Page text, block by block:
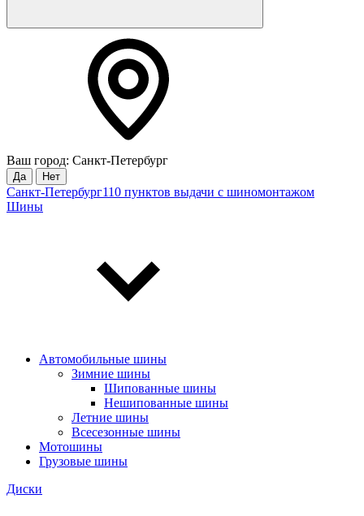
Ваш город: Санкт-Петербург
Да Нет
Санкт-Петербург110 пунктов выдачи с шиномонтажом
Шины
Автомобильные шины
Зимние шины
Шипованные шины
Нешипованные шины
Летние шины
Всесезонные шины
Мотошины
Грузовые шины
Диски